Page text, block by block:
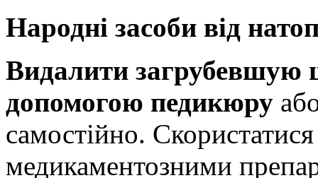
Народні засоби від
Видалити загрубевшую
допомогою педикюру
самостійно.
медикаментозними